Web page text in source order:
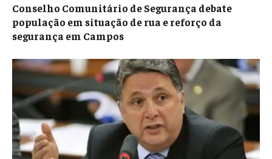
Conselho Comunitário de Segurança debate
população em situação de rua e reforço da
segurança em Campos